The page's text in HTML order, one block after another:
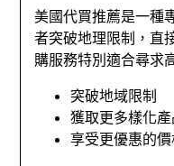
美國代買推薦是一種
者突破地理限制，直
購服務特別適合尋求
突破地域限制
獲取更多樣化產
享受更優惠的